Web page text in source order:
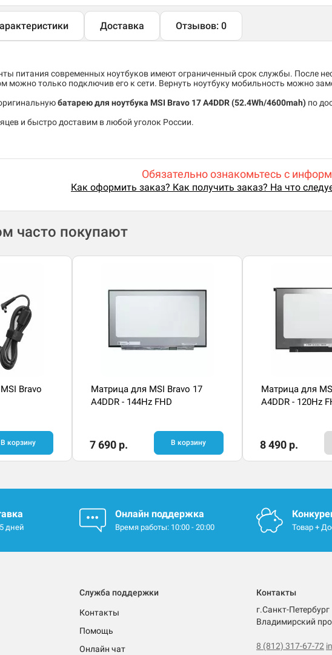
Доставка Отзывов: 0
питания современных ноутбуков имеют ограниченный срок службы. После
можно только подключив его к сети. Вернуть ноутбуку мобильность можно
батарею для ноутбука MSI Bravo 17 A4DDR(52.4Wh/4600mah) по
и быстро доставим в любой уголок России.
Обязательно ознакомьтесь с
Как оформить заказ? Как получить заказ? На что
часто покупают
Bravo
В корзину
Матрица для MSI Bravo 17
A4DDR - 144Hz FHD
7 690 р. В корзину
Матрица для
A4DDR - 120Hz
8 490 р.
дней
Онлайн поддержка
Время работы: 10:00 - 20:00 Товар +
Служба поддержки
Контакты
Помощь
Онлайн чат
Контакты
г.Санкт-Петербург
Владимирский
8 (812) 317-67-72